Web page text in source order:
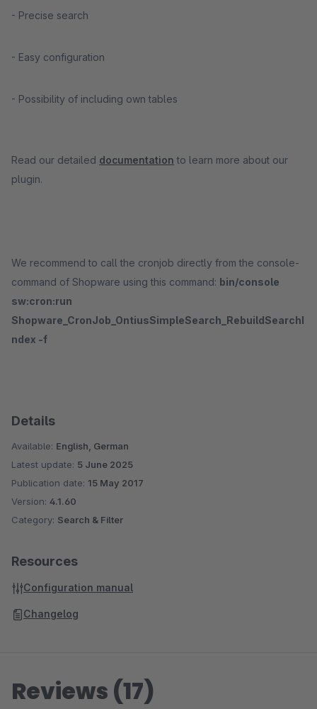
- Precise search
- Easy configuration
- Possibility of including own tables
Read our detailed documentation to learn more about our
plugin.
We recommend to call the cronjob directly from the console-
command of Shopware using this command: bin/console
sw:cron:run
Shopware_CronJob_OntiusSimpleSearch_RebuildSearchI
ndex -f
Details
Available: English, German
Latest update: 5 June 2025
Publication date: 15 May 2017
Version: 4.1.60
Category: Search & Filter
Resources
Configuration manual
Changelog
Reviews (17)